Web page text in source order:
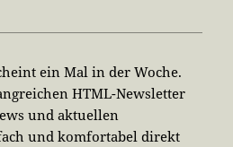
ein Mal in der Woche.
HTML-Newsletter
und aktuellen
und komfortabel direkt